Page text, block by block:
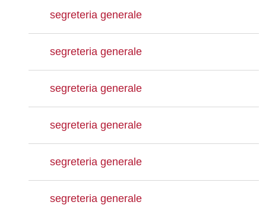
segreteria generale
segreteria generale
segreteria generale
segreteria generale
segreteria generale
segreteria generale